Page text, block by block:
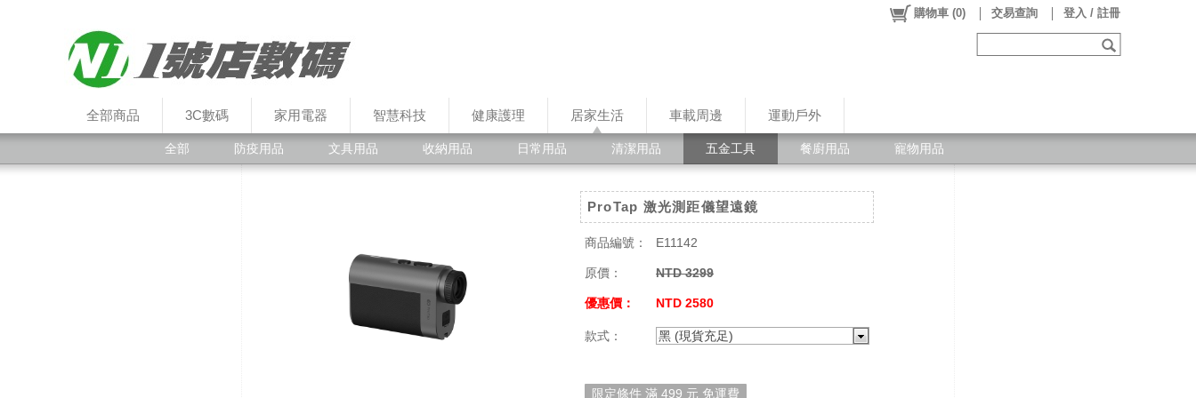
全部商品 3C數碼 家用電器 智慧科技 健康護理 居家生活 車載周邊 運動戶外
購物車 (0) 交易查詢 登入 / 註冊
全部 防疫用品 文具用品 收納用品 日常用品 清潔用品 五金工具 餐廚用品 寵物用品
ProTap 激光測距儀望遠鏡
商品編號： E11142
原價： NTD 3299
優惠價： NTD 2580
款式： 黑 (現貨充足)
限定條件 滿 499 元 免運費